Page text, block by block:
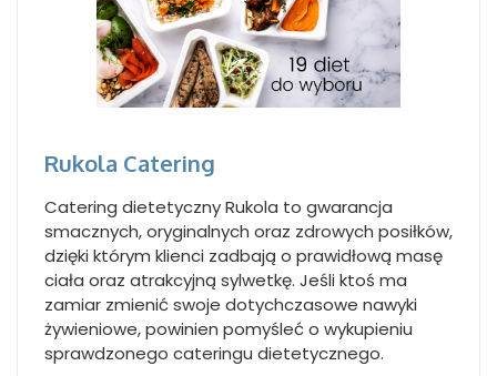
Rukola Catering
Catering dietetyczny Rukola to gwarancja
smacznych, oryginalnych oraz zdrowych posiłków,
dzięki którym klienci zadbają o prawidłową masę
ciała oraz atrakcyjną sylwetkę. Jeśli ktoś ma
zamiar zmienić swoje dotychczasowe nawyki
żywieniowe, powinien pomyśleć o wykupieniu
sprawdzonego cateringu dietetycznego.